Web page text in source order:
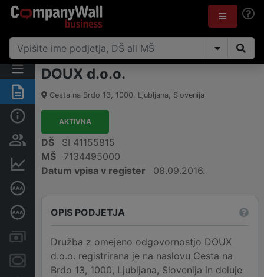
Povzetek
Odgovorne osebe in lastništvo
Poglobljena bonitetna ocena
Računi in blokade
Zastavne pravice
DOUX d.o.o.
Cesta na Brdo 13, 1000, Ljubljana, Slovenija
AKTIVNA
DŠ
SI 41155815
MŠ
7134495000
Datum vpisa v register
08.09.2016.
OPIS PODJETJA
Družba z omejeno odgovornostjo DOUX
d.o.o. registrirana je na naslovu Cesta na
Brdo 13, 1000, Ljubljana, Slovenija in deluje